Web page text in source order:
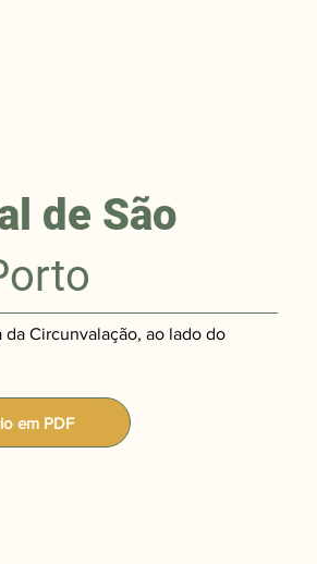
da Circunvalação, ao lado do
de São
em PDF